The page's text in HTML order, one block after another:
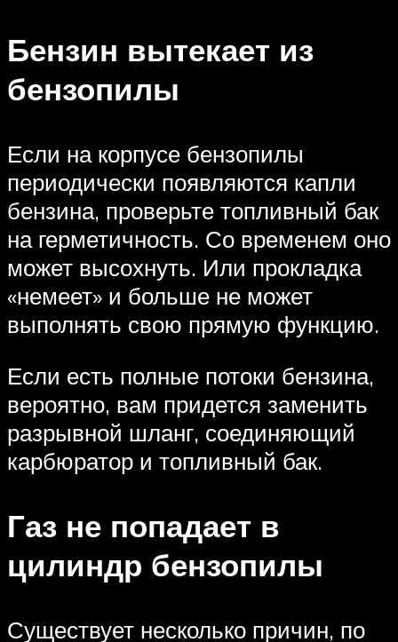
Бензин вытекает из
бензопилы
Если на корпусе бензопилы
периодически появляются капли
бензина, проверьте топливный бак
на герметичность. Со временем оно
может высохнуть. Или прокладка
«немеет» и больше не может
выполнять свою прямую функцию.
Если есть полные потоки бензина,
вероятно, вам придется заменить
разрывной шланг, соединяющий
карбюратор и топливный бак.
Газ не попадает в
цилиндр бензопилы
Существует несколько причин, по